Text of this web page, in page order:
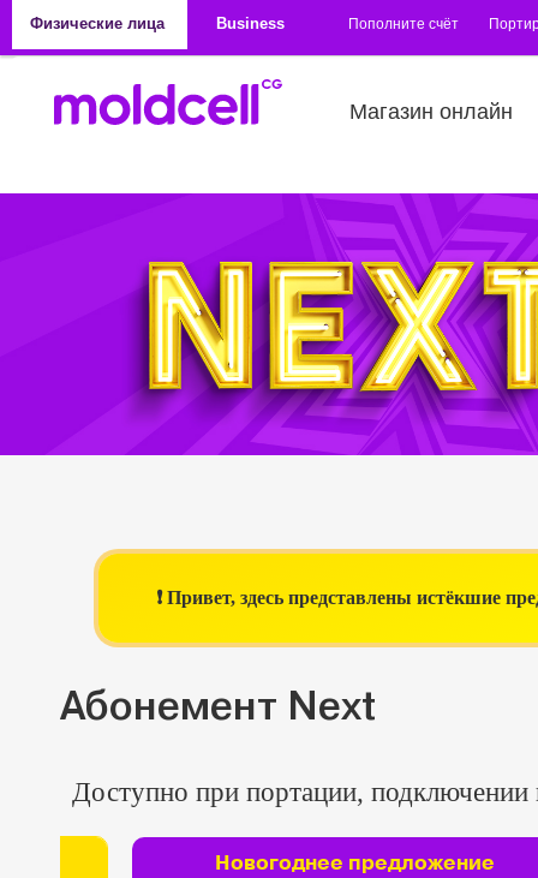
Физические лица
Business Пополните счёт
Магазин онлайн
❗ Привет, здесь представлены истёкшие
Абонемент Next
Доступно при портации, подключении
Новогоднее предложение